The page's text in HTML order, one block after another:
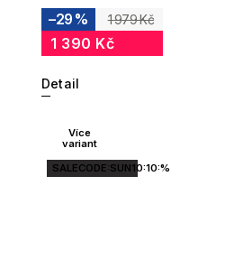
1 979 Kč
–29 %
1 390 Kč
Detail
Více
variant
SALECODE:SUN10:10:%